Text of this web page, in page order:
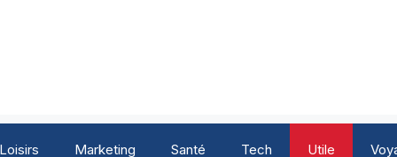
Loisirs Marketing Santé Tech Utile